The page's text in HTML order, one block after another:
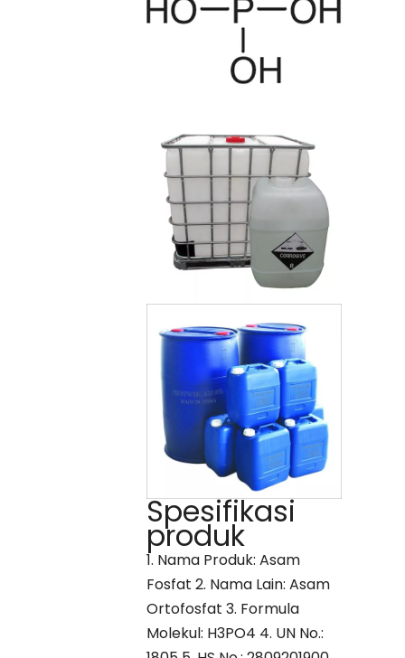
Spesifikasi
produk
1. Nama Produk: Asam
Fosfat 2. Nama Lain: Asam
Ortofosfat 3. Formula
Molekul: H3PO4 4. UN No.: